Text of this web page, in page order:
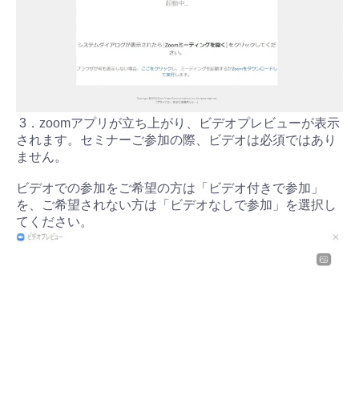
3．zoomアプリが立ち上がり、ビデオプレビューが表示
されます。セミナーご参加の際、ビデオは必須ではあり
ません。
ビデオでの参加をご希望の方は「ビデオ付きで参加」
を、ご希望されない方は「ビデオなしで参加」を選択し
てください。
#離乳食
学び 暮らし